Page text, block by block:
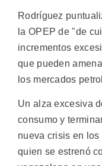
Rodríguez
la OPEP de "de
incrementos
que pueden
los mercados
Un alza excesiva
consumo y
nueva crisis en
quien se estrenó